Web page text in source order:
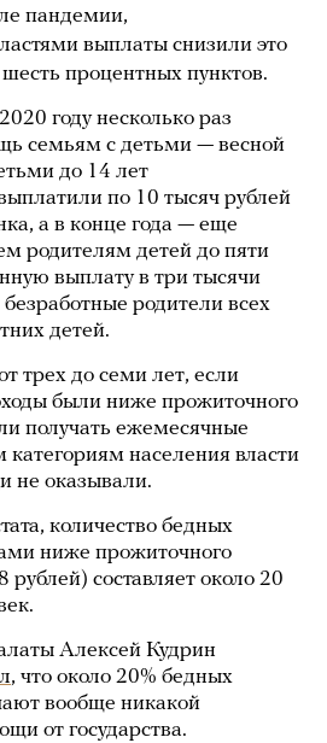
пандемии,
выплаты снизили это
процентных пунктов.
году несколько раз
семьям с детьми — весной
до 14 лет
по 10 тысяч рублей
а в конце года — еще
родителям детей до пяти
выплату в три тысячи
родители всех
детей.
трех до семи лет, если
были ниже прожиточного
получать ежемесячные
населения власти
не оказывали.
количество бедных
ниже прожиточного
составляет около 20
Алексей Кудрин
, что около 20% бедных
вообще никакой
от государства.